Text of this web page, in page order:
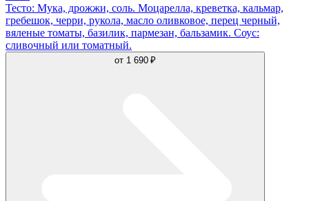
Тесто: Мука, дрожжи, соль. Моцарелла, креветка, кальмар,
гребешок, черри, рукола, масло оливковое, перец черный,
вяленые томаты, базилик, пармезан, бальзамик. Соус:
сливочный или томатный.
от 1 690 ₽